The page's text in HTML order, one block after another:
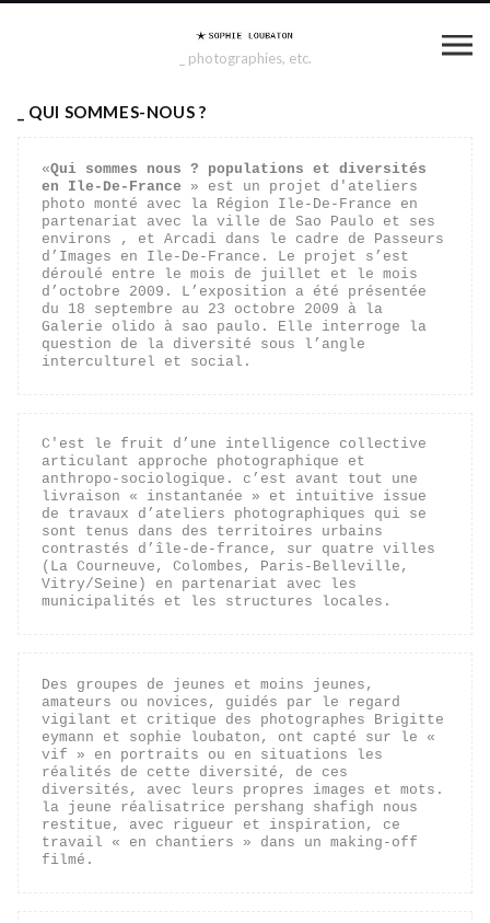
_ photographies, etc.
_ QUI SOMMES-NOUS ?
«Qui sommes nous ? populations et diversités
en Ile-De-France » est un projet d'ateliers
photo monté avec la Région Ile-De-France en
partenariat avec la ville de Sao Paulo et ses
environs , et Arcadi dans le cadre de Passeurs
d’Images en Ile-De-France. Le projet s’est
déroulé entre le mois de juillet et le mois
d’octobre 2009. L’exposition a été présentée
du 18 septembre au 23 octobre 2009 à la
Galerie olido à sao paulo. Elle interroge la
question de la diversité sous l’angle
interculturel et social.
C'est le fruit d’une intelligence collective
articulant approche photographique et
anthropo-sociologique. c’est avant tout une
livraison « instantanée » et intuitive issue
de travaux d’ateliers photographiques qui se
sont tenus dans des territoires urbains
contrastés d’île-de-france, sur quatre villes
(La Courneuve, Colombes, Paris-Belleville,
Vitry/Seine) en partenariat avec les
municipalités et les structures locales.
Des groupes de jeunes et moins jeunes,
amateurs ou novices, guidés par le regard
vigilant et critique des photographes Brigitte
eymann et sophie loubaton, ont capté sur le «
vif » en portraits ou en situations les
réalités de cette diversité, de ces
diversités, avec leurs propres images et mots.
la jeune réalisatrice pershang shafigh nous
restitue, avec rigueur et inspiration, ce
travail « en chantiers » dans un making-off
filmé.